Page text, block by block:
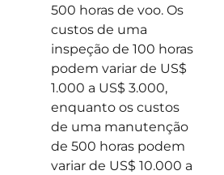
500 horas de voo. Os
custos de uma
inspeção de 100 horas
podem variar de US$
1.000 a US$ 3.000,
enquanto os custos
de uma manutenção
de 500 horas podem
variar de US$ 10.000 a